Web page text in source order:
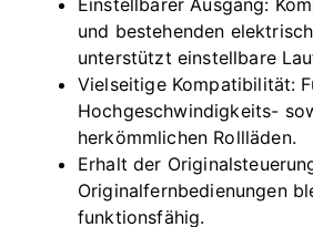
Einstellbarer Ausgang:
und bestehenden
unterstützt einstellbare
Vielseitige Kompatibilität:
Hochgeschwindigkeits-
herkömmlichen Rollläden.
Erhalt der
Originalfernbedienungen
funktionsfähig.